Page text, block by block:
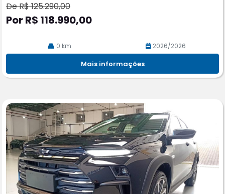
De R$ 125.290,00
Por R$ 118.990,00
0 km 2026/2026
Mais informações